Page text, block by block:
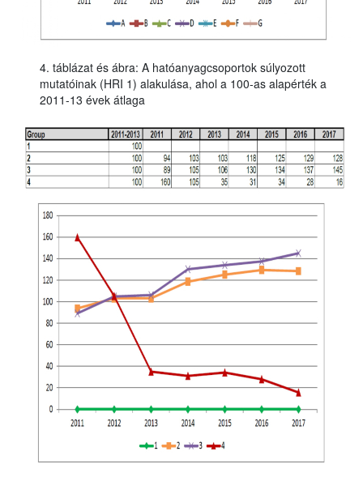
4. táblázat és ábra: A hatóanyagcsoportok súlyozott
mutatóinak (HRI 1) alakulása, ahol a 100-as alapérték a
2011-13 évek átlaga